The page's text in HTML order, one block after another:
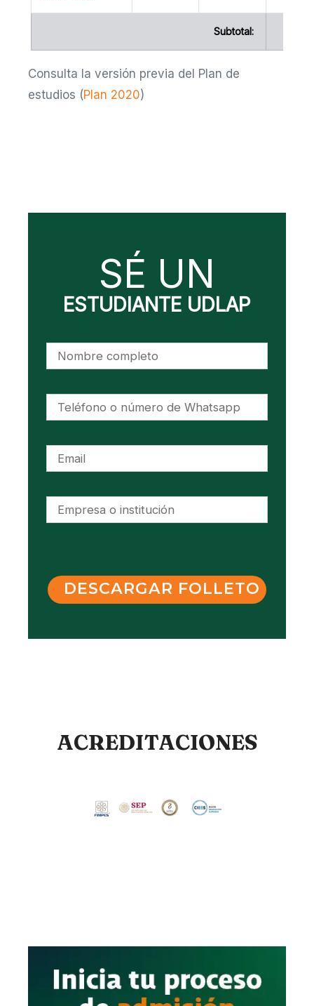
Subtotal:
Consulta la versión previa del Plan de
estudios (Plan 2020)
SÉ UN
ESTUDIANTE UDLAP
DESCARGAR FOLLETO
ACREDITACIONES